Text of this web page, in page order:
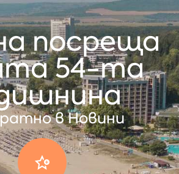
посреща
54-та
в Новини